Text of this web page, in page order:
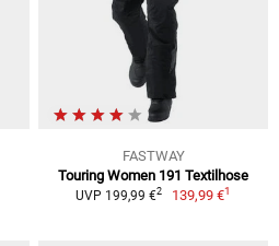
FASTWAY
Touring Women 191 Textilhose
UVP 199,99 €2 139,99 €1